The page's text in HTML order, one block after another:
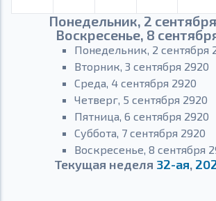
Понедельник, 2
Воскресенье, 8
Понедельник, 2 сентября
Вторник, 3 сентября 2920
Среда, 4 сентября 2920
Четверг, 5 сентября 2920
Пятница, 6 сентября 2920
Суббота, 7 сентября 2920
Воскресенье, 8 сентября
Текущая неделя 32-ая,